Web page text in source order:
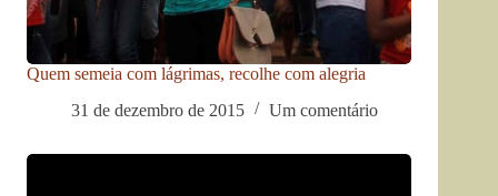
Quem semeia com lágrimas, recolhe com alegria
31 de dezembro de 2015
Um comentário